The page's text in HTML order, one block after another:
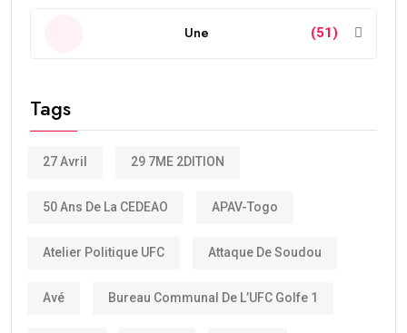
Une (51)
Tags
27 Avril 29 7ME 2DITION
50 Ans De La CEDEAO APAV-Togo
Atelier Politique UFC Attaque De Soudou
Avé Bureau Communal De L’UFC Golfe 1